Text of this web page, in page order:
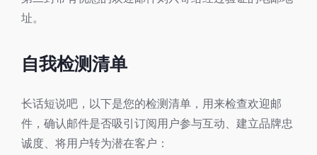
址。
自我检测清单
长话短说吧，以下是您的检测清单，用来检查欢迎邮
件，确认邮件是否吸引订阅用户参与互动、建立品牌忠
诚度、将用户转为潜在客户：